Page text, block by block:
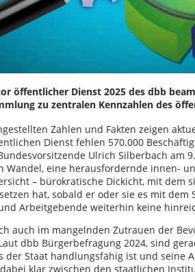
öffentlicher Dienst 2025 des dbb
zu zentralen Kennzahlen des
Zahlen und Fakten zeigen
Dienst fehlen 570.000
Ulrich Silberbach am
Wandel, eine herausfordernde innen-
– bürokratische Dickicht, mit dem
hat, sobald er oder sie es mit dem
Arbeitgebende weiterhin keine
auch im mangelnden Zutrauen der
dbb Bürgerbefragung 2024, sind
der Staat handlungsfähig ist und seine
klar zwischen den staatlichen